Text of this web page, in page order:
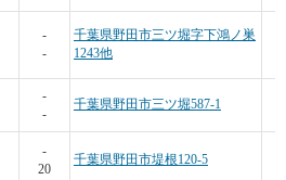
-
-
千葉県野田市三ツ堀字下鴻ノ巣
1243他
-
-
千葉県野田市三ツ堀587-1
-
20
千葉県野田市堤根120-5